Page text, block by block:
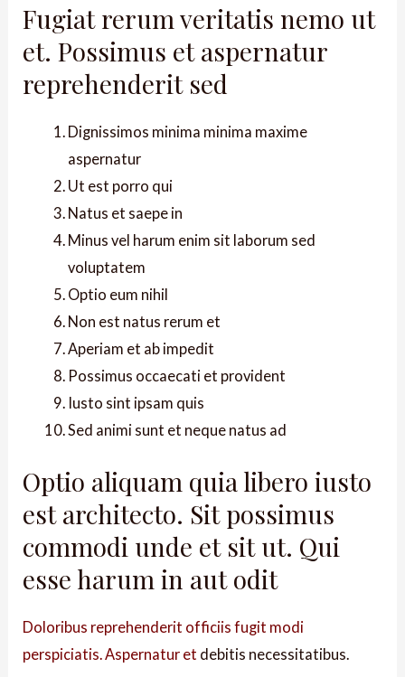
Fugiat rerum veritatis nemo ut
et. Possimus et aspernatur
reprehenderit sed
Dignissimos minima minima maxime
aspernatur
Ut est porro qui
Natus et saepe in
Minus vel harum enim sit laborum sed
voluptatem
Optio eum nihil
Non est natus rerum et
Aperiam et ab impedit
Possimus occaecati et provident
Iusto sint ipsam quis
Sed animi sunt et neque natus ad
Optio aliquam quia libero iusto
est architecto. Sit possimus
commodi unde et sit ut. Qui
esse harum in aut odit
Doloribus reprehenderit officiis fugit modi
perspiciatis. Aspernatur et debitis necessitatibus.